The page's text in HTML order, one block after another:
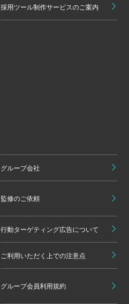
採用ツール制作サービスのご案内
グループ会社
監修のご依頼
行動ターゲティング広告について
ご利用いただく上での注意点
グループ会員利用規約